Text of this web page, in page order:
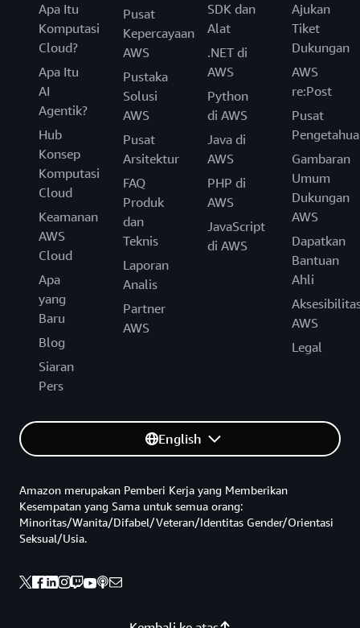
Apa Itu
Komputasi
Cloud?
Apa Itu
AI
Agentik?
Hub
Konsep
Komputasi
Cloud
Keamanan
AWS
Cloud
Apa
yang
Baru
Blog
Siaran
Pers
Pusat
Kepercayaan
AWS
Pustaka
Solusi
AWS
Pusat
Arsitektur
FAQ
Produk
dan
Teknis
Laporan
Analis
Partner
AWS
SDK dan
Alat
.NET di
AWS
Python
di AWS
Java di
AWS
PHP di
AWS
JavaScript
di AWS
Ajukan
Tiket
Dukungan
AWS
re:Post
Pusat
Gambaran
Umum
Dukungan
AWS
Dapatkan
Bantuan
Ahli
AWS
Legal
English
Amazon merupakan Pemberi Kerja yang Memberikan
Kesempatan yang Sama untuk semua orang:
Minoritas/Wanita/Difabel/Veteran/Identitas Gender/Orientasi
Seksual/Usia.